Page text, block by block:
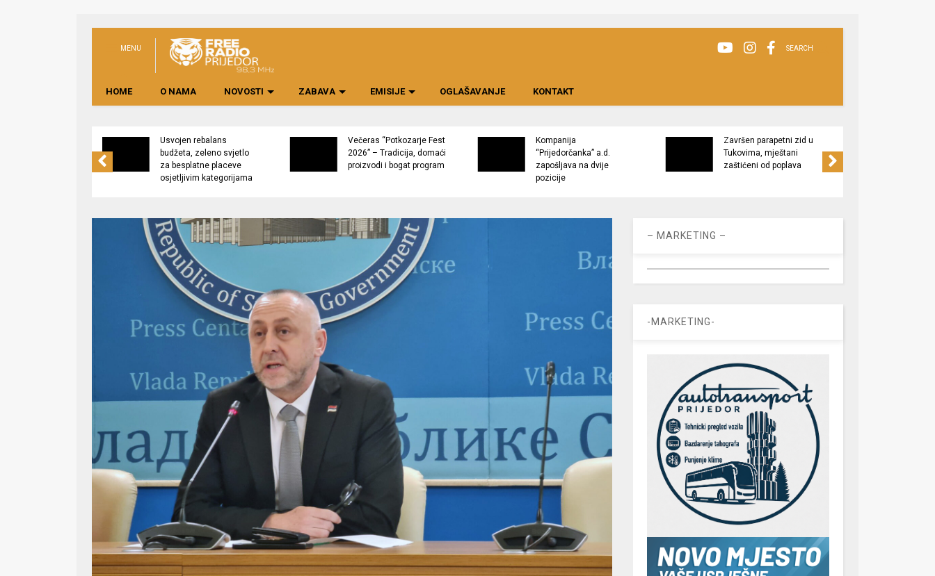
MENU SEARCH
HOME O NAMA NOVOSTI ZABAVA EMISIJE OGLAŠAVANJE KONTAKT
Usvojen rebalans
budžeta, zeleno svjetlo
za besplatne placeve
osjetljivim kategorijama
Večeras “Potkozarje Fest
2026” – Tradicija, domaći
proizvodi i bogat program
Kompanija
“Prijedorčanka” a.d.
zapošljava na dvije
pozicije
Završen parapetni zid u
Tukovima, mještani
zaštićeni od poplava
– MARKETING –
-MARKETING-